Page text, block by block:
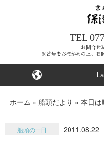
TEL
お問合せ
※番号をお確かめの上、お
ホーム » 船頭だより » 本日は
船頭の一日 2011.08.22